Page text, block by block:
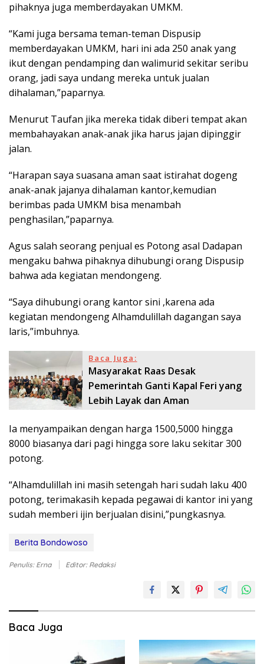
pihaknya juga memberdayakan UMKM.
“Kami juga bersama teman-teman Dispusip
memberdayakan UMKM, hari ini ada 250 anak yang
ikut dengan pendamping dan walimurid sekitar seribu
orang, jadi saya undang mereka untuk jualan
dihalaman,”paparnya.
Menurut Taufan jika mereka tidak diberi tempat akan
membahayakan anak-anak jika harus jajan dipinggir
jalan.
“Harapan saya suasana aman saat istirahat dogeng
anak-anak jajanya dihalaman kantor,kemudian
berimbas pada UMKM bisa menambah
penghasilan,”paparnya.
Agus salah seorang penjual es Potong asal Dadapan
mengaku bahwa pihaknya dihubungi orang Dispusip
bahwa ada kegiatan mendongeng.
“Saya dihubungi orang kantor sini ,karena ada
kegiatan mendongeng Alhamdulillah dagangan saya
laris,”imbuhnya.
Baca Juga:
Masyarakat Raas Desak
Pemerintah Ganti Kapal Feri yang
Lebih Layak dan Aman
Ia menyampaikan dengan harga 1500,5000 hingga
8000 biasanya dari pagi hingga sore laku sekitar 300
potong.
“Alhamdulillah ini masih setengah hari sudah laku 400
potong, terimakasih kepada pegawai di kantor ini yang
sudah memberi ijin berjualan disini,”pungkasnya.
Berita Bondowoso
Penulis: Erna Editor: Redaksi
Baca Juga